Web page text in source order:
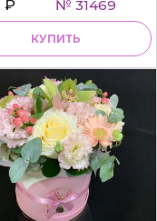
₽ № 31469
КУПИТЬ